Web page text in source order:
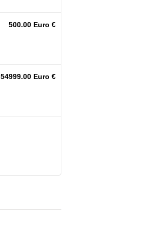
500.00 Euro €
54999.00 Euro €